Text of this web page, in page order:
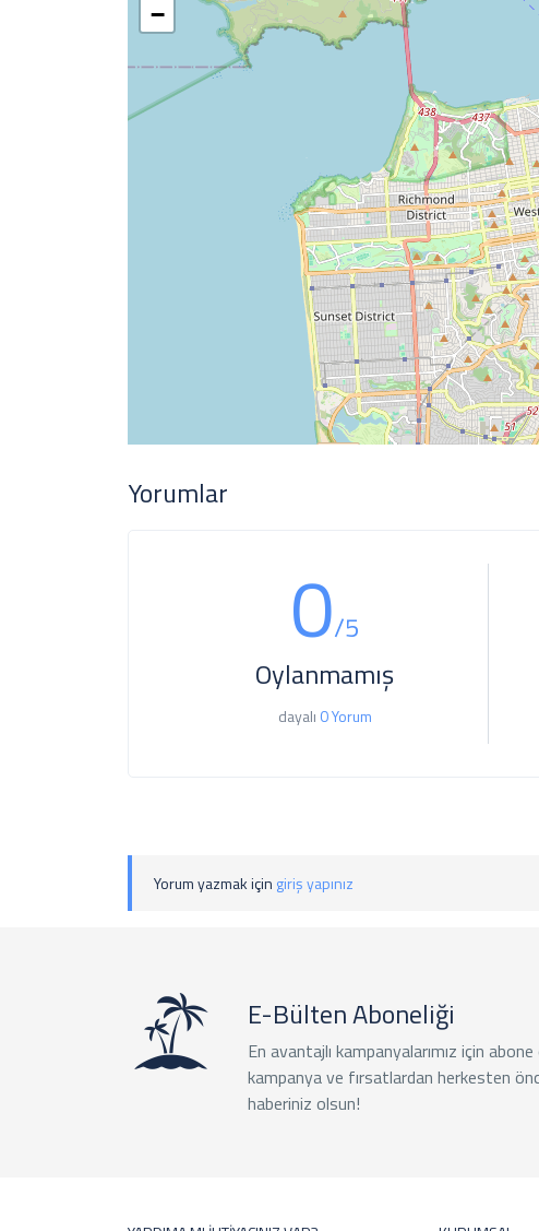
−
Yorumlar
0/5
Oylanmamış
dayalı 0 Yorum
Yorum yazmak için giriş yapınız
E-Bülten Aboneliği
En avantajlı kampanyalarımız için
kampanya ve fırsatlardan herkesten
haberiniz olsun!